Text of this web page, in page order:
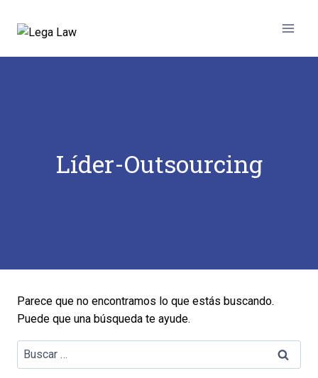
Líder-Outsourcing
Parece que no encontramos lo que estás buscando.
Puede que una búsqueda te ayude.